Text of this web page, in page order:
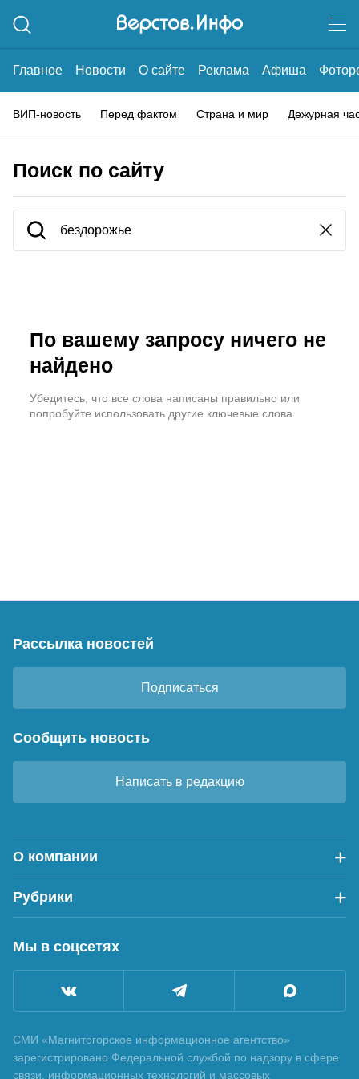
Главное Новости О сайте Реклама Афиша
ВИП-новость Перед фактом Страна и мир Дежурная
Поиск по сайту
По вашему запросу ничего не
найдено
Убедитесь, что все слова написаны правильно или
попробуйте использовать другие ключевые слова.
Рассылка новостей
Подписаться
Сообщить новость
Написать в редакцию
О компании
Рубрики
Мы в соцсетях
СМИ «Магнитогорское информационное агентство»
зарегистрировано Федеральной службой по надзору в сфере
связи, информационных технологий и массовых